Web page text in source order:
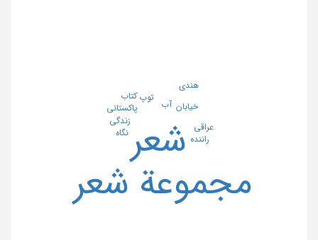
شعر
مجموعة شعر
آب پاکستانی
توپ
خیابان
راننده
زندگی
عراقی
نگاه
هندی
کتاب